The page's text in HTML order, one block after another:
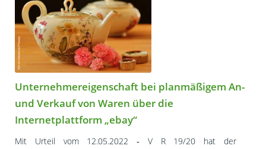
Unternehmereigenschaft bei planmäßigem An-
und Verkauf von Waren über die
Internetplattform „ebay“
Mit Urteil vom 12.05.2022 ‑ V R 19/20 hat der